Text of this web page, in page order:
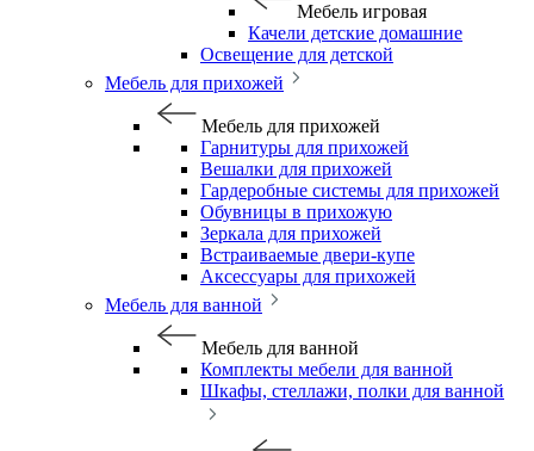
Мебель игровая
Качели детские домашние
Освещение для детской
Мебель для прихожей
Мебель для прихожей
Гарнитуры для прихожей
Вешалки для прихожей
Гардеробные системы для прихожей
Обувницы в прихожую
Зеркала для прихожей
Встраиваемые двери-купе
Аксессуары для прихожей
Мебель для ванной
Мебель для ванной
Комплекты мебели для ванной
Шкафы, стеллажи, полки для ванной